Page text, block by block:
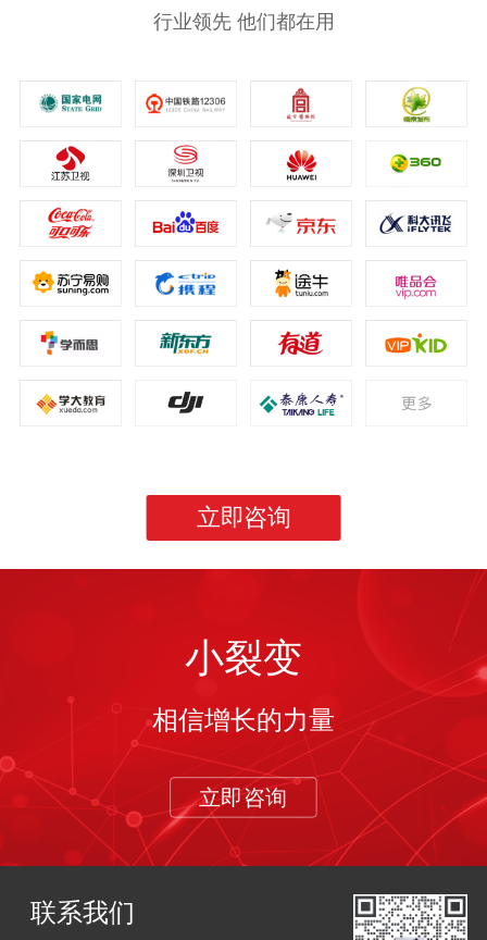
行业领先 他们都在用
立即咨询
小裂变
相信增长的力量
立即咨询
联系我们